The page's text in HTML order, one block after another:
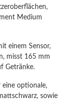
Medium
einem Sensor,
misst 165 mm
Getränke.
eine optionale,
sowie